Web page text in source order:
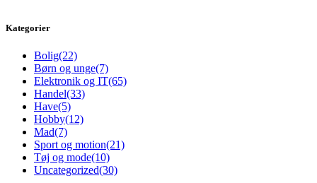
Kategorier
Bolig(22)
Børn og unge(7)
Elektronik og IT(65)
Handel(33)
Have(5)
Hobby(12)
Mad(7)
Sport og motion(21)
Tøj og mode(10)
Uncategorized(30)